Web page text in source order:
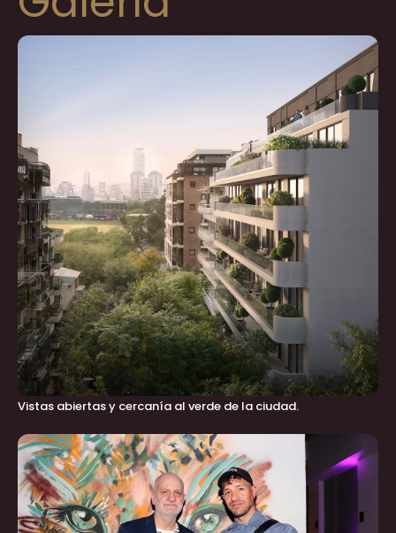
Vistas abiertas y cercanía al verde de la ciudad.